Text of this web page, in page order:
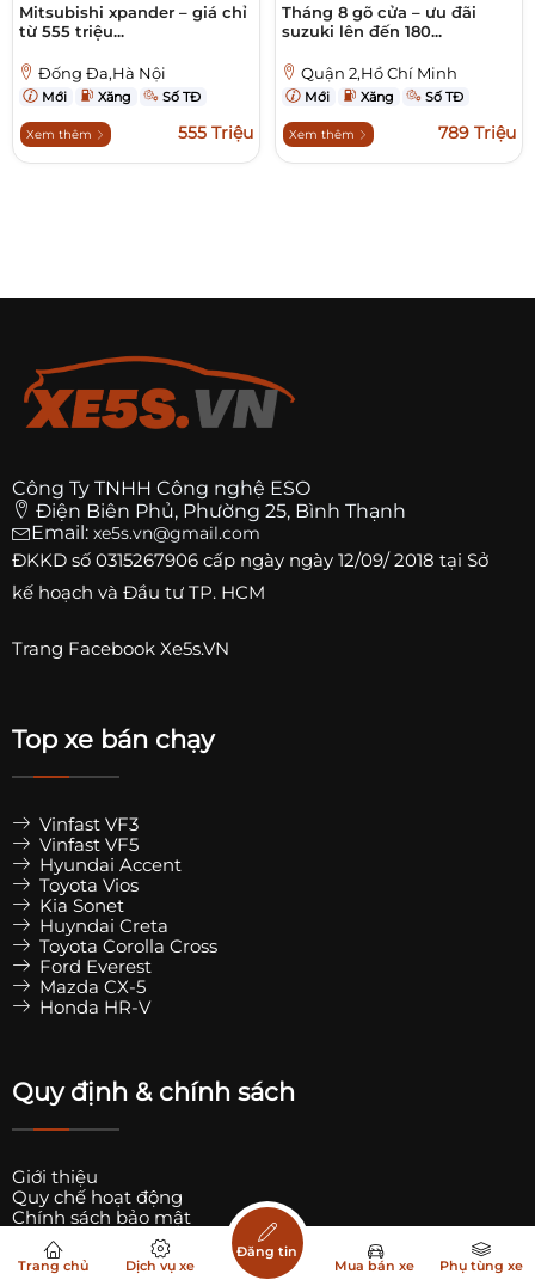
Mitsubishi xpander – giá chỉ
từ 555 triệu...
Đống Đa,Hà Nội
Mới Xăng Số TĐ
Xem thêm 555 Triệu
Tháng 8 gõ cửa – ưu đãi
suzuki lên đến 180...
Quận 2,Hồ Chí Minh
Mới Xăng Số TĐ
Xem thêm 789 Triệu
Công Ty TNHH Công nghệ ESO
Điện Biên Phủ, Phường 25, Bình Thạnh
Email: xe5s.vn@gmail.com
ĐKKD số 0315267906 cấp ngày ngày 12/09/ 2018 tại Sở
kế hoạch và Đầu tư TP. HCM
Trang Facebook Xe5s.VN
Top xe bán chạy
Vinfast VF3
Vinfast VF5
Hyundai Accent
Toyota Vios
Kia Sonet
Huyndai Creta
Toyota Corolla Cross
Ford Everest
Mazda CX-5
Honda HR-V
Quy định & chính sách
Giới thiệu
Quy chế hoạt động
Chính sách bảo mật
Chính sách giải quyết khiếu nại
Trang chủ Dịch vụ xe
Đăng tin
Mua bán xe
Phụ tùng xe